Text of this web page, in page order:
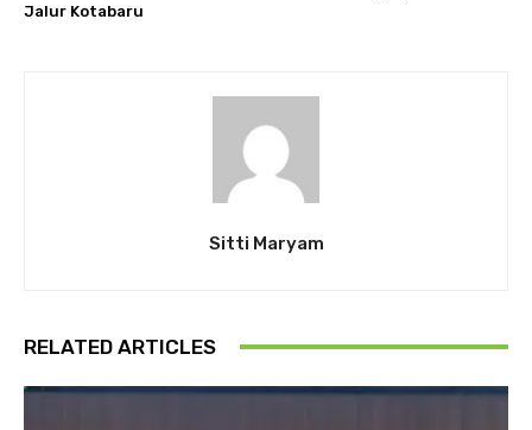
Jalur Kotabaru
Sitti Maryam
RELATED ARTICLES